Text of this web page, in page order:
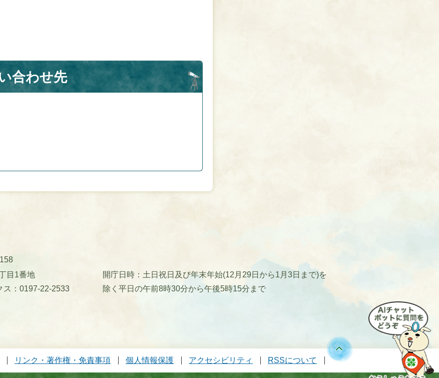
合わせ先
目1番地
ス：0197-22-2533
開庁日時：土日祝日及び年末年始(12月29日から1月3日まで)を
除く平日の午前8時30分から午後5時15分まで
リンク・著作権・免責事項 個人情報保護 アクセシビリティ RSSについて